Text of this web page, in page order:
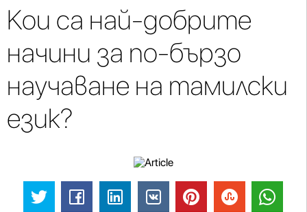
Кои са най-добрите
начини за по-бързо
научаване на тамилски
език?